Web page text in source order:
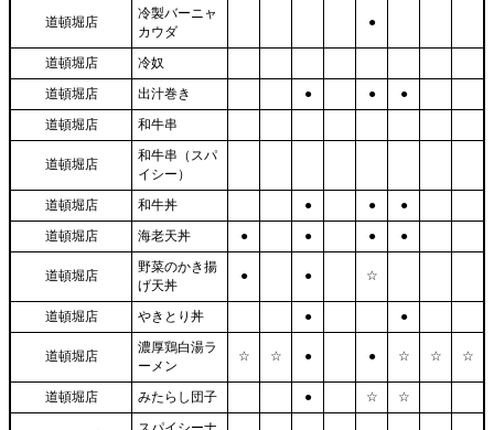
道頓堀店
冷製バーニャ
カウダ
●
道頓堀店
冷奴
道頓堀店
出汁巻き ● ●
●
道頓堀店
和牛串
道頓堀店
和牛串（スパ
イシー）
道頓堀店
和牛丼 ● ●
●
道頓堀店
海老天丼 ● ● ● ●
道頓堀店
野菜のかき揚
げ天丼
● ● ☆
道頓堀店 やきとり丼 ● ●
道頓堀店
濃厚鶏白湯ラ
ーメン
☆ ☆ ● ● ☆ ☆ ☆
道頓堀店 みたらし団子 ● ☆ ☆